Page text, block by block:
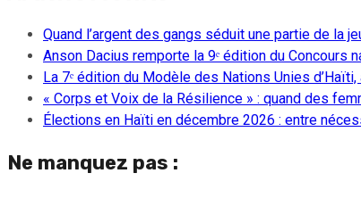
Quand l’argent des gangs séduit une partie de la
Anson Dacius remporte la 9ᵉ édition du Concours
La 7ᵉ édition du Modèle des Nations Unies
« Corps et Voix de la Résilience » : quand des
Élections en Haïti en décembre 2026 : entre
Ne manquez pas :